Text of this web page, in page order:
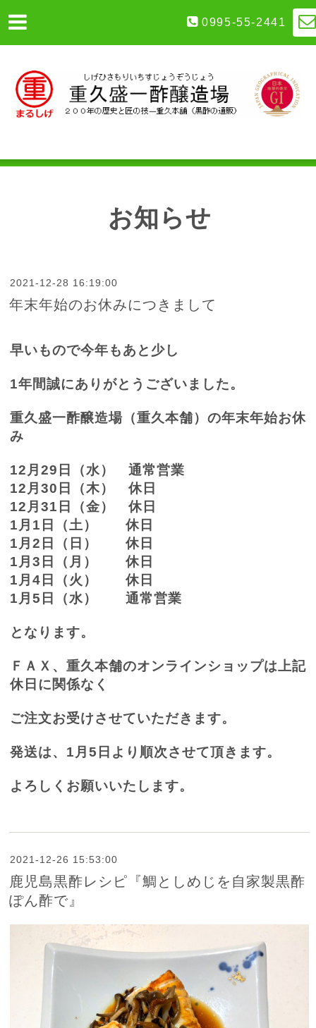
0995-55-2441
お知らせ
2021-12-28 16:19:00
年末年始のお休みにつきまして
早いもので今年もあと少し
1年間誠にありがとうございました。
重久盛一酢醸造場（重久本舗）の年末年始お休
み
12月29 日（水） 通常営業
12月30 日（木） 休日
12月31 日（金） 休日
1月 1 日（土） 休日
1月2 日（日） 休日
1月3 日（月） 休日
1月4 日（火） 休日
1月5 日（水） 通常営業
となります。
ＦＡＸ、重久本舗のオンラインショップは上記
休日に関係なく
ご注文お受けさせていただきます。
発送は、 1月5 日より順次させて頂きます。
よろしくお願いいたします。
2021-12-26 15:53:00
鹿児島黒酢レシピ『鯛としめじを自家製黒酢
ぽん酢で』